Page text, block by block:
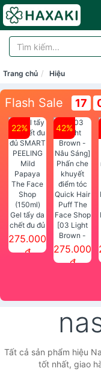
Trang chủ Hiệu
Flash Sale 17
22%
Gel tẩy da
chết đu đủ
SMART
PEELING
275.000
đ
42%
[03 Light
Brown -
Nâu Sáng]
Phấn che
275.000
đ
Tất cả sản phẩm hiệu
tốt nhất, giao